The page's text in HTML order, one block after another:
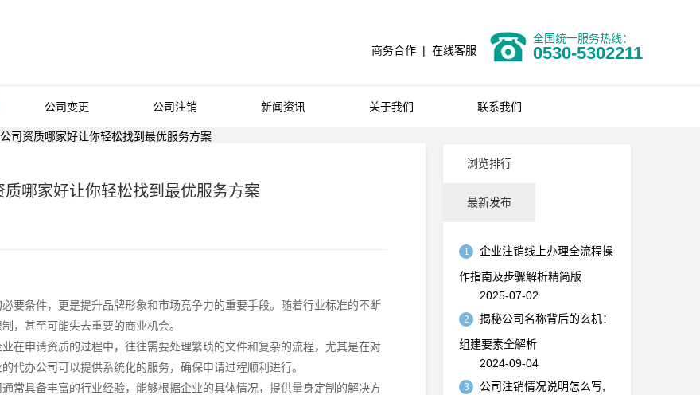
商务合作 | 在线客服
全国统一服务热线：
0530-5302211
公司变更 公司注销 新闻资讯 关于我们 联系我们
司资质哪家好让你轻松找到最优服务方案
哪家好让你轻松找到最优服务方案
要条件，更是提升品牌形象和市场竞争力的重要手段。随着行业标准的不断
，甚至可能失去重要的商业机会。
在申请资质的过程中，往往需要处理繁琐的文件和复杂的流程，尤其是在对
代办公司可以提供系统化的服务，确保申请过程顺利进行。
常具备丰富的行业经验，能够根据企业的具体情况，提供量身定制的解决方
浏览排行
最新发布
1
企业注销线上办理全流程操
作指南及步骤解析精简版
2025-07-02
2
揭秘公司名称背后的玄机：
组建要素全解析
2024-09-04
3
公司注销情况说明怎么写,